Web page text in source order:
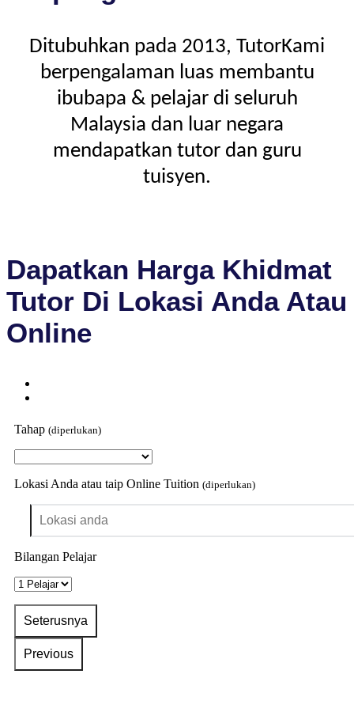
Ditubuhkan pada 2013, TutorKami
berpengalaman luas membantu
ibubapa & pelajar di seluruh
Malaysia dan luar negara
mendapatkan tutor dan guru
tuisyen.
Dapatkan Harga Khidmat
Tutor Di Lokasi Anda Atau
Online
Tahap (diperlukan)
Lokasi Anda atau taip Online Tuition (diperlukan)
Bilangan Pelajar